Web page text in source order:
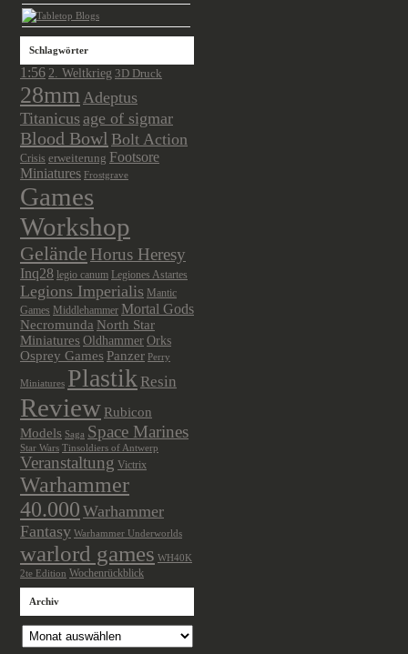
Schlagwörter
1:56 2. Weltkrieg 3D Druck
28mmAdeptus
Titanicusage of sigmar
Blood Bowl Bolt Action
Crisis erweiterung Footsore
Miniatures Frostgrave
Games
Workshop
Gelände Horus Heresy
Inq28 legio canum Legiones Astartes
Legions Imperialis Mantic
Games Middlehammer Mortal Gods
Necromunda North Star
Miniatures Oldhammer Orks
Osprey Games Panzer Perry
Miniatures Plastik Resin
Review Rubicon
Models Saga Space Marines
Star Wars Tinsoldiers of Antwerp
Veranstaltung Victrix
Warhammer
40.000 Warhammer
Fantasy Warhammer Underworlds
warlord games WH40K
2te Edition Wochenrückblick
Archiv